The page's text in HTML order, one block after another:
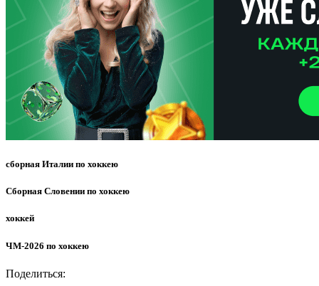
сборная Италии по хоккею
Сборная Словении по хоккею
хоккей
ЧМ-2026 по хоккею
Поделиться: